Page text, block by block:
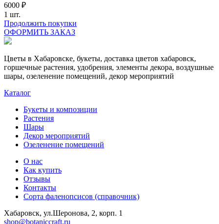
6000 ₽
1 шт.
Продолжить покупки
ОФОРМИТЬ ЗАКАЗ
Цветы в Хабаровске, букеты, доставка цветов хабаровск,
горшечные растения, удобрения, элементы декора, воздушные
шары, озеленение помещений, декор мероприятий
Каталог
Букеты и композиции
Растения
Шары
Декор мероприятий
Озеленение помещений
О нас
Как купить
Отзывы
Контакты
Сорта фаленопсисов (справочник)
Хабаровск, ул.Шеронова, 2, корп. 1
shop@botaniccraft.ru